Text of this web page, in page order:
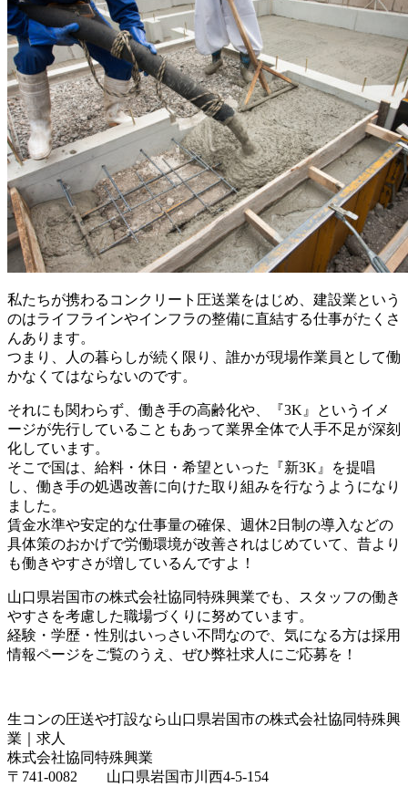
私たちが携わるコンクリート圧送業をはじめ、建設業という
のはライフラインやインフラの整備に直結する仕事がたくさ
んあります。
つまり、人の暮らしが続く限り、誰かが現場作業員として働
かなくてはならないのです。
それにも関わらず、働き手の高齢化や、『3K』というイメ
ージが先行していることもあって業界全体で人手不足が深刻
化しています。
そこで国は、給料・休日・希望といった『新3K』を提唱
し、働き手の処遇改善に向けた取り組みを行なうようになり
ました。
賃金水準や安定的な仕事量の確保、週休2日制の導入などの
具体策のおかげで労働環境が改善されはじめていて、昔より
も働きやすさが増しているんですよ！
山口県岩国市の株式会社協同特殊興業でも、スタッフの働き
やすさを考慮した職場づくりに努めています。
経験・学歴・性別はいっさい不問なので、気になる方は採用
情報ページをご覧のうえ、ぜひ弊社求人にご応募を！
生コンの圧送や打設なら山口県岩国市の株式会社協同特殊興
業｜求人
株式会社協同特殊興業
〒741-0082 山口県岩国市川西4-5-154